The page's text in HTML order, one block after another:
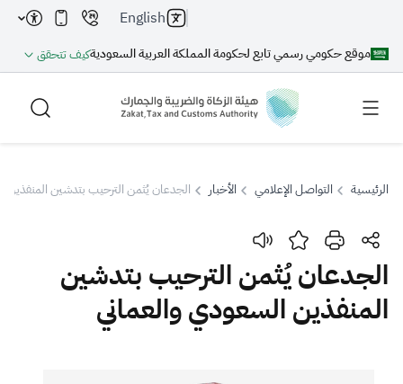
موقع حكومي رسمي تابع لحكومة المملكة العربية السعوديةكيف تتحقق
English
بحث
بحث بحث AI
الرئيسية التواصل الإعلامي الأخبار الجدعان يُثمن الترحيب بتدشين المنفذين
الجدعان يُثمن الترحيب بتدشين
المنفذين السعودي والعماني